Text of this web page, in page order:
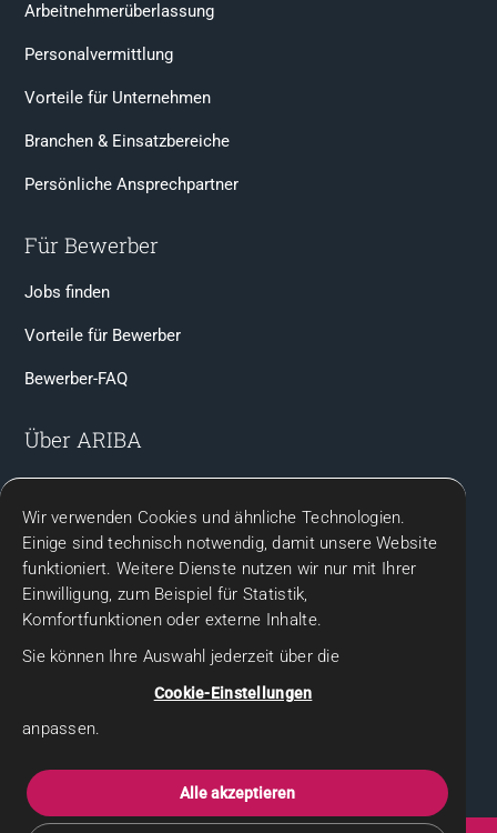
Arbeitnehmerüberlassung
Personalvermittlung
Vorteile für Unternehmen
Branchen & Einsatzbereiche
Persönliche Ansprechpartner
Für Bewerber
Jobs finden
Vorteile für Bewerber
Bewerber-FAQ
Über ARIBA
Kontakt
Rechtliches
Datenschutzhinweise für Bewerbende
Gender-Hinweis
Wir verwenden Cookies und ähnliche Technologien.
Einige sind technisch notwendig, damit unsere Website
funktioniert. Weitere Dienste nutzen wir nur mit Ihrer
Einwilligung, zum Beispiel für Statistik,
Komfortfunktionen oder externe Inhalte.
Sie können Ihre Auswahl jederzeit über die
Cookie-Einstellungen
anpassen.
Alle akzeptieren